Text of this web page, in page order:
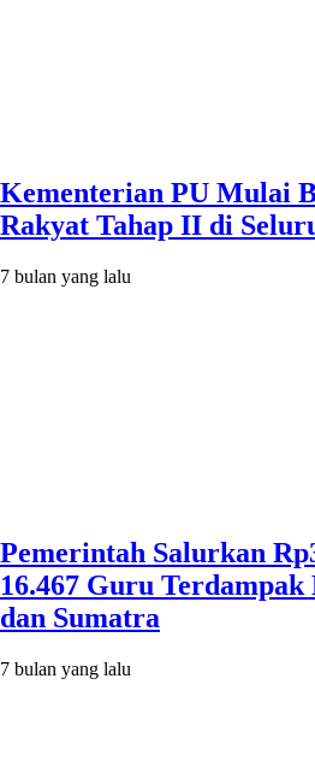
Kementerian PU Mulai
Rakyat Tahap II di
7 bulan yang lalu
Pemerintah Salurkan
16.467 Guru Terdampak
dan Sumatra
7 bulan yang lalu